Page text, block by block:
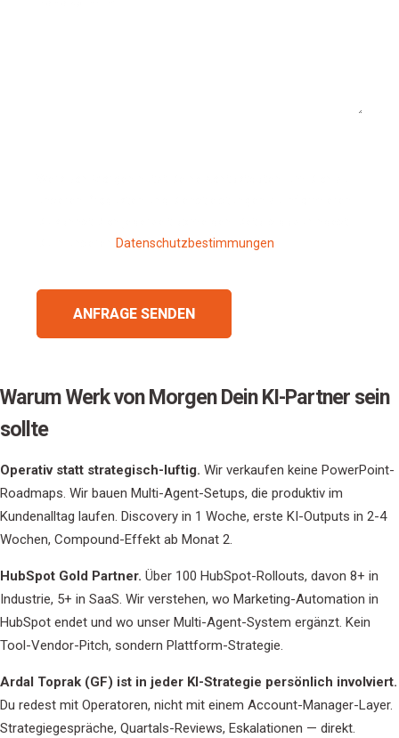
Datenschutzbestimmungen
Warum Werk von Morgen Dein KI-Partner sein
sollte
Operativ statt strategisch-luftig. Wir verkaufen keine PowerPoint-
Roadmaps. Wir bauen Multi-Agent-Setups, die produktiv im
Kundenalltag laufen. Discovery in 1 Woche, erste KI-Outputs in 2-4
Wochen, Compound-Effekt ab Monat 2.
HubSpot Gold Partner. Über 100 HubSpot-Rollouts, davon 8+ in
Industrie, 5+ in SaaS. Wir verstehen, wo Marketing-Automation in
HubSpot endet und wo unser Multi-Agent-System ergänzt. Kein
Tool-Vendor-Pitch, sondern Plattform-Strategie.
Ardal Toprak (GF) ist in jeder KI-Strategie persönlich involviert.
Du redest mit Operatoren, nicht mit einem Account-Manager-Layer.
Strategiegespräche, Quartals-Reviews, Eskalationen — direkt.